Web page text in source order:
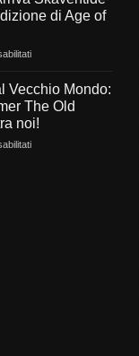
Warhammer
40.000?
Fuoco:
L’evoluzione
Warhammer
Kill
Team
di Age of
su
Rovina
dei
Reami
Mortali:
Arriva
Vecchio Mondo:
The Old
noi!
su